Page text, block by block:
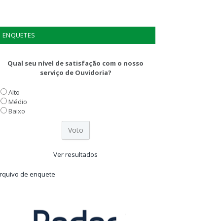
ENQUETES
Qual seu nível de satisfação com o nosso
serviço de Ouvidoria?
Alto
Médio
Baixo
Ver resultados
de enquete